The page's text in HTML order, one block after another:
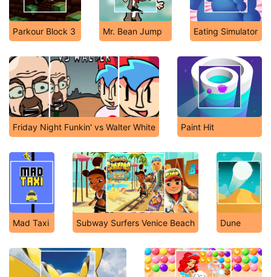
Parkour Block 3 Mr. Bean Jump Eating Simulator
Friday Night Funkin' vs Walter White Paint Hit
Mad Taxi Subway Surfers Venice Beach Dune